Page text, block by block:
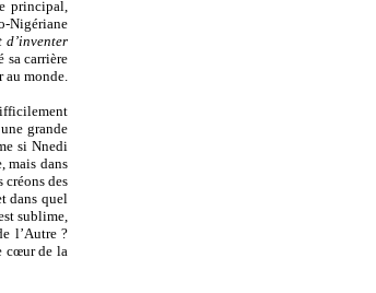
principal,
Nigériane
d’inventer
sa carrière
monde.
grande
si Nnedi
mais dans
créons des
dans quel
sublime,
l’Autre ?
cœur de la